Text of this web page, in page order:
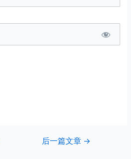
后一篇文章 →